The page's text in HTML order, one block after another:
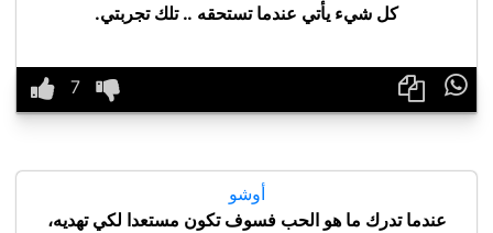
كل شيء يأتي عندما تستحقه .. تلك تجربتي.

أوشو
عندما تدرك ما هو الحب فسوف تكون مستعدا لكي تهديه،